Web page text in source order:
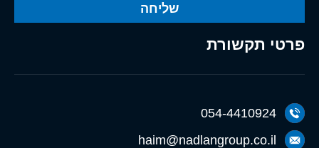
פרטי תקשורת
054-4410924
haim@nadlangroup.co.il
שליחה